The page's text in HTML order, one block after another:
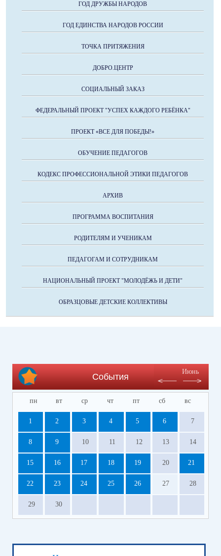
ГОД ДРУЖБЫ НАРОДОВ
ГОД ЕДИНСТВА НАРОДОВ РОССИИ
ТОЧКА ПРИТЯЖЕНИЯ
ДОБРО.ЦЕНТР
СОЦИАЛЬНЫЙ ЗАКАЗ
ФЕДЕРАЛЬНЫЙ ПРОЕКТ "УСПЕХ КАЖДОГО РЕБЁНКА"
ПРОЕКТ «ВСЕ ДЛЯ ПОБЕДЫ!»
ОБУЧЕНИЕ ПЕДАГОГОВ
КОДЕКС ПРОФЕССИОНАЛЬНОЙ ЭТИКИ ПЕДАГОГОВ
АРХИВ
ПРОГРАММА ВОСПИТАНИЯ
РОДИТЕЛЯМ И УЧЕНИКАМ
ПЕДАГОГАМ И СОТРУДНИКАМ
НАЦИОНАЛЬНЫЙ ПРОЕКТ "МОЛОДЁЖЬ И ДЕТИ"
ОБРАЗЦОВЫЕ ДЕТСКИЕ КОЛЛЕКТИВЫ
События
Июнь
пн вт ср чт пт сб вс
1 2 3 4 5 6 7
8 9 10 11 12 13 14
15 16 17 18 19 20 21
22 23 24 25 26 27 28
29 30